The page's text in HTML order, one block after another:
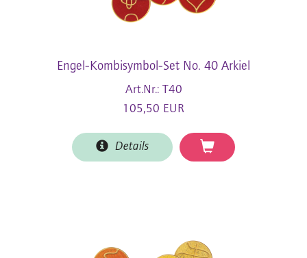
Engel-Kombisymbol-Set No. 40 Arkiel
Art.Nr.: T40
105,50 EUR
Details